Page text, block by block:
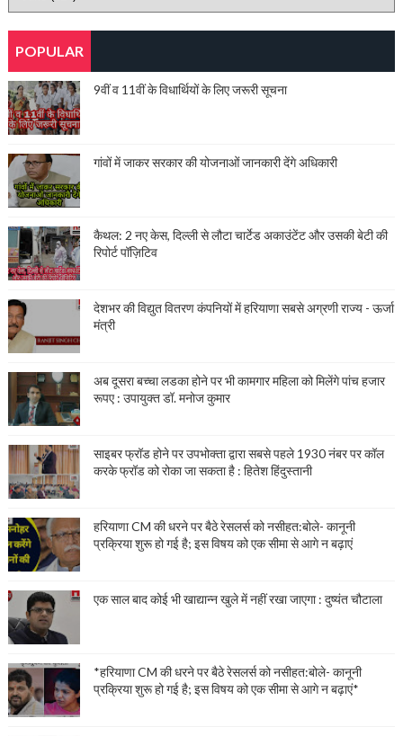
POPULAR
9वीं व 11वीं के विधार्थियों के लिए जरूरी सूचना
गांवों में जाकर सरकार की योजनाओं जानकारी देंगे अधिकारी
कैथल: 2 नए केस, दिल्ली से लौटा चार्टेड अकाउंटेंट और उसकी बेटी की
रिपोर्ट पॉज़िटिव
देशभर की विद्युत वितरण कंपनियों में हरियाणा सबसे अग्रणी राज्य - ऊर्जा
मंत्री
अब दूसरा बच्चा लडका होने पर भी कामगार महिला को मिलेंगे पांच हजार
रूपए : उपायुक्त डॉ. मनोज कुमार
साइबर फ्रॉड होने पर उपभोक्ता द्वारा सबसे पहले 1930 नंबर पर कॉल
करके फ्रॉड को रोका जा सकता है : हितेश हिंदुस्तानी
हरियाणा CM की धरने पर बैठे रेसलर्स को नसीहत:बोले- कानूनी
प्रक्रिया शुरू हो गई है; इस विषय को एक सीमा से आगे न बढ़ाएं
एक साल बाद कोई भी खाद्यान्न खुले में नहीं रखा जाएगा : दुष्यंत चौटाला
*हरियाणा CM की धरने पर बैठे रेसलर्स को नसीहत:बोले- कानूनी
प्रक्रिया शुरू हो गई है; इस विषय को एक सीमा से आगे न बढ़ाएं*